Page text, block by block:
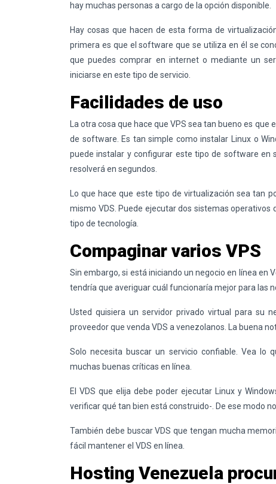
hay muchas personas a cargo de la opción disponible.
Hay cosas que hacen de esta forma de
primera es que el software que se utiliza en él se
que puedes comprar en internet o mediante un
iniciarse en este tipo de servicio.
Facilidades de uso
La otra cosa que hace que VPS sea tan bueno es
de software. Es tan simple como instalar Linux o
puede instalar y configurar este tipo de software en
resolverá en segundos.
Lo que hace que este tipo de virtualización sea tan
mismo VDS. Puede ejecutar dos sistemas
tipo de tecnología.
Compaginar varios VPS
Sin embargo, si está iniciando un negocio en línea en
tendría que averiguar cuál funcionaría mejor para las
Usted quisiera un servidor privado virtual para su
proveedor que venda VDS a venezolanos. La buena
Solo necesita buscar un servicio confiable. Vea lo
muchas buenas críticas en línea.
El VDS que elija debe poder ejecutar Linux y
verificar qué tan bien está construido-. De ese modo
También debe buscar VDS que tengan mucha
fácil mantener el VDS en línea.
Hosting Venezuela